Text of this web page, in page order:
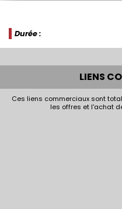
Durée :
LIENS
Ces liens commerciaux sont
les offres et l'achat